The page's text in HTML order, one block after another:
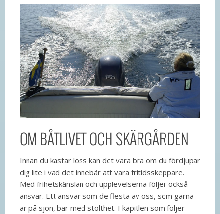
OM BÅTLIVET OCH SKÄRGÅRDEN
Innan du kastar loss kan det vara bra om du fördjupar
dig lite i vad det innebär att vara fritidsskeppare.
Med frihetskänslan och upplevelserna följer också
ansvar. Ett ansvar som de flesta av oss, som gärna
är på sjön, bär med stolthet. I kapitlen som följer